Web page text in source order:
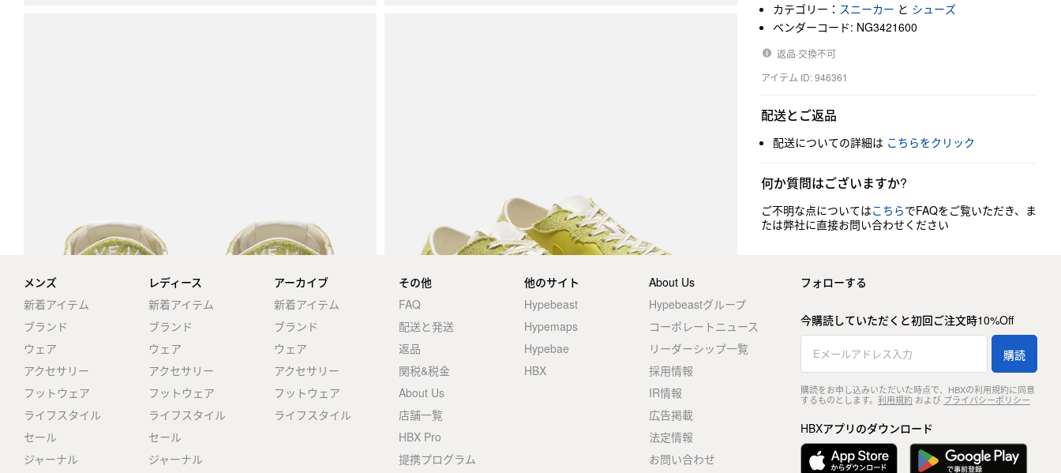
カテゴリー： スニーカー と シューズ
ベンダーコード: NG3421600
返品·交換不可
アイテム ID: 946361
配送とご返品
配送についての詳細は こちらをクリック
何か質問はございますか?
ご不明な点についてはこちらでFAQをご覧いただき、ま
たは弊社に直接お問い合わせください
メンズ
新着アイテム
ブランド
ウェア
アクセサリー
フットウェア
ライフスタイル
セール
ジャーナル
レディース
新着アイテム
ブランド
ウェア
アクセサリー
フットウェア
ライフスタイル
セール
ジャーナル
アーカイブ
新着アイテム
ブランド
ウェア
アクセサリー
フットウェア
ライフスタイル
その他
FAQ
配送と発送
返品
関税&税金
About Us
店舗一覧
HBX Pro
提携プログラム
他のサイト
Hypebeast
Hypemaps
Hypebae
HBX
About Us
Hypebeastグループ
コーポレートニュース
リーダーシップ一覧
採用情報
IR情報
広告掲載
法定情報
お問い合わせ
フォローする
今購読していただくと初回ご注文時10%Off
購読
購読をお申し込みいただいた時点で、HBXの利用規約に同意
するものとします。 利用規約および プライバシーポリシー
HBXアプリのダウンロード